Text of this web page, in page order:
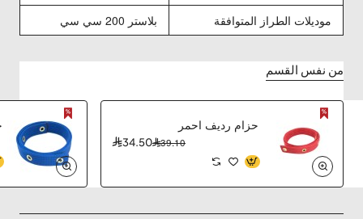
موديلات الطراز المتوافقة
بلاستر 200 سي سي
من نفس القسم
حزام رديف احمر
34.50 39.10